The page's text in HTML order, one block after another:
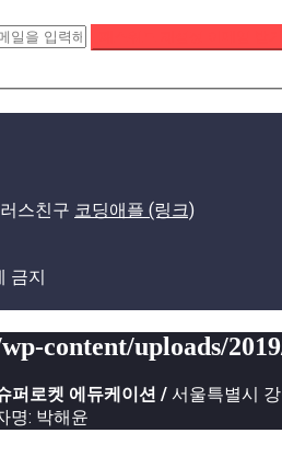
스친구 코딩애플 (링크)
금지
content/uploads/
퍼로켓 에듀케이션 / 서울특별시
명: 박해윤